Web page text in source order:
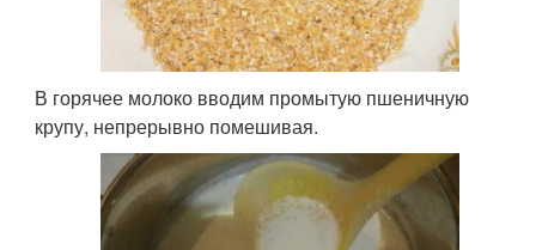
В горячее молоко вводим промытую пшеничную
крупу, непрерывно помешивая.